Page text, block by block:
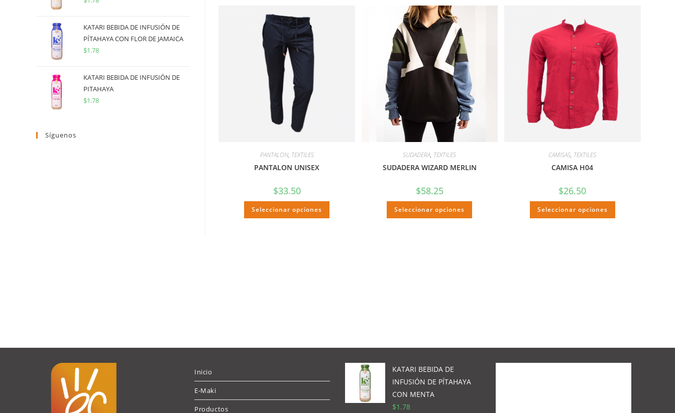
PANTALON, TEXTILES
PANTALON UNISEX
$33.50
Seleccionar opciones
SUDADERA, TEXTILES
SUDADERA WIZARD MERLIN
$58.25
Seleccionar opciones
CAMISAS, TEXTILES
CAMISA H04
$26.50
Seleccionar opciones
KATARI BEBIDA DE INFUSIÓN DE
PÍTAHAYA CON FLOR DE JAMAICA
$1.78
KATARI BEBIDA DE INFUSIÓN DE
PITAHAYA
$1.78
Síguenos
Inicio
E-Maki
Productos
KATARI BEBIDA DE
INFUSIÓN DE PÍTAHAYA
CON MENTA
$1.78